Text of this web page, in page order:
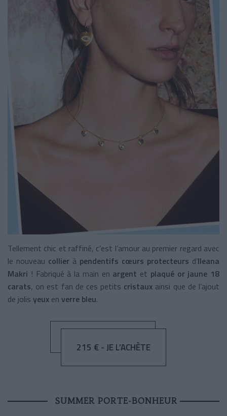
Tellement chic et raffiné, c’est l’amour au premier regard avec
le nouveau collier à pendentifs cœurs protecteurs d’Ileana
Makri ! Fabriqué à la main en argent et plaqué or jaune 18
carats, on est fan de ces petits cristaux ainsi que de l’ajout
de jolis yeux en verre bleu.
215 € - JE L’ACHÈTE
SUMMER PORTE-BONHEUR